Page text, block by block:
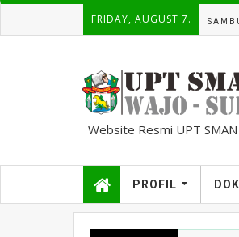
FRIDAY, AUGUST 7.
Website Resmi UPT
PROFIL